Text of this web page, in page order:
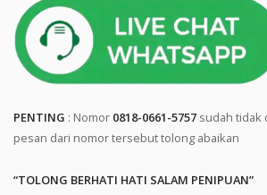
PENTING : Nomor 0818-0661-5757 sudah tidak
pesan dari nomor tersebut tolong abaikan
“TOLONG BERHATI HATI SALAM PENIPUAN”